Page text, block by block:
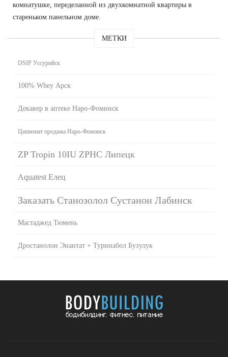
комнатушке, переделанной из двухкомнатной квартиры в
стареньком панельном доме.
МЕТКИ
DSIP Уссурийск
100% Whey Арск
Декавер в аптеке Наро-Фоминск
Ципионат продажа Наро-Фоминск
ZP Tropin 10IU ZPHC Липецк
Aquatest Елец
Заказать Станозолол Сустанон Лабинск
Мастаджед Тюмень
Дростанолон Энантат + Туринабол Бузулук